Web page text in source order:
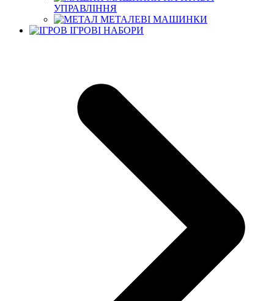
УПРАВЛІННЯ
МЕТАЛЕВІ МАШИНКИ
ІГРОВІ НАБОРИ